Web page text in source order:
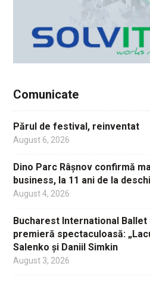
Comunicate
Părul de festival, reinventat
August 6, 2026
Dino Parc Râșnov confirmă
business, la 11 ani de la
August 4, 2026
Bucharest International Ballet
premieră spectaculoasă:
Salenko și Daniil Simkin
August 3, 2026